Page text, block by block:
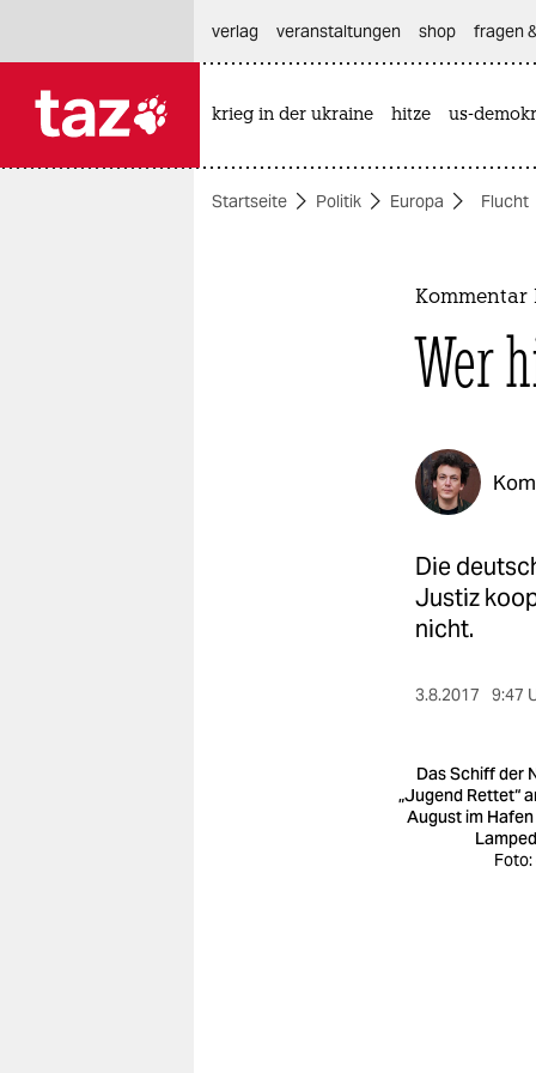
themen
verlag
veranstaltungen shop fragen
krieg in der ukraine hitze us-
Startseite Politik Europa Flucht
Wer
Die
Justiz
nicht.
3.8.2017 9:47
Das Schiff der
„Jugend Rettet“
August im